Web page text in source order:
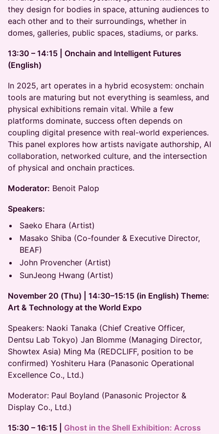
they design for bodies in space, attuning audiences to
each other and to their surroundings, whether in
domes, galleries, public spaces, stadiums, or parks.
13:30 – 14:15 | Onchain and Intelligent Futures
(English)
In 2025, art operates in a hybrid ecosystem: onchain
tools are maturing but not everything is seamless, and
physical exhibitions remain vital. While a few
platforms dominate, success often depends on
coupling digital presence with real-world experiences.
This panel explores how artists navigate authorship, AI
collaboration, networked culture, and the intersection
of physical and onchain practices.
Moderator: Benoit Palop
Speakers:
Saeko Ehara (Artist)
Masako Shiba (Co-founder & Executive Director,
BEAF)
John Provencher (Artist)
SunJeong Hwang (Artist)
November 20 (Thu) | 14:30–15:15 (in English) Theme:
Art & Technology at the World Expo
Speakers: Naoki Tanaka (Chief Creative Officer,
Dentsu Lab Tokyo) Jan Blomme (Managing Director,
Showtex Asia) Ming Ma (REDCLIFF, position to be
confirmed) Yoshiteru Hara (Panasonic Operational
Excellence Co., Ltd.)
Moderator: Paul Boyland (Panasonic Projector &
Display Co., Ltd.)
15:30 – 16:15 | Ghost in the Shell Exhibition: Across